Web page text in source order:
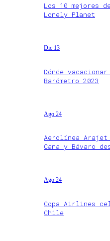
Los 10 mejores
Lonely Planet
Dic 13
Dónde
Barómetro 2023
Ago 24
Aerolínea Arajet
Cana y Bávaro
Ago 24
Copa Airlines
Chile